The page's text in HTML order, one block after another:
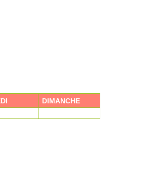
DIMANCHE